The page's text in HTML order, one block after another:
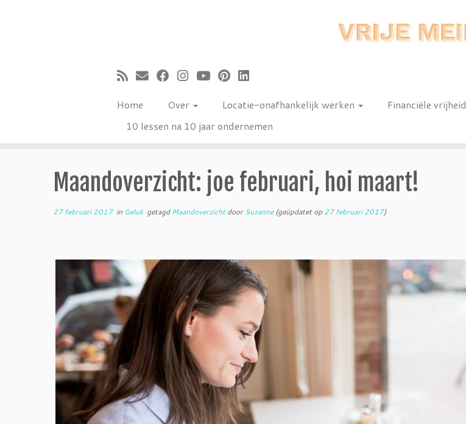
Home Over Locatie-onafhankelijk werken Financiële vrijheid
10 lessen na 10 jaar ondernemen
Maandoverzicht: joe februari, hoi maart!
27 februari 2017in Geluk getagdMaandoverzichtdoorSuzanne(geüpdatet op 27 februari 2017)